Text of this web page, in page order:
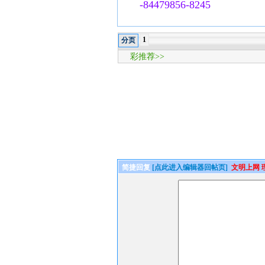
-84479856-8245
分页 1
彩推荐>>
简捷回复 [点此进入编辑器回帖页] 文明上网